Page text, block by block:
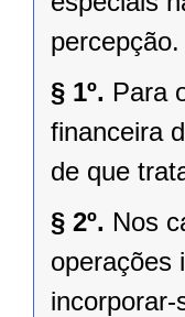
percepção.
§ 1º. Para
financeira
de que
§ 2º. Nos
operações